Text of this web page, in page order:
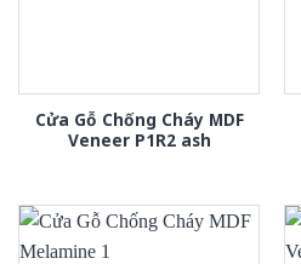
Cửa Gỗ Chống Cháy MDF
Veneer P1R2 ash